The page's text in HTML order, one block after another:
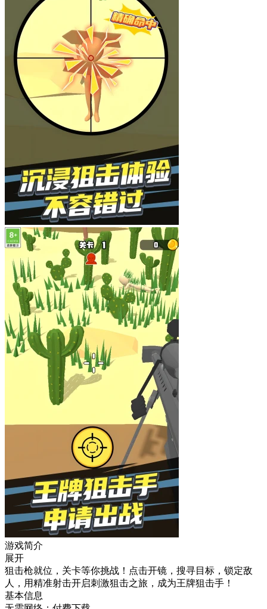
游戏简介
展开
狙击枪就位，关卡等你挑战！点击开镜，搜寻目标，锁定敌
人，用精准射击开启刺激狙击之旅，成为王牌狙击手！
基本信息